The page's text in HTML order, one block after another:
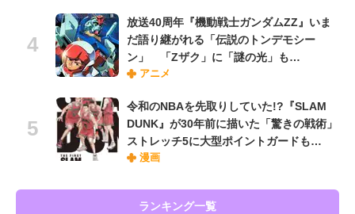
放送40周年『機動戦士ガンダムZZ』いま
だ語り継がれる「伝説のトンデモシー
ン」 「Zザク」に「謎の光」も…
アニメ
令和のNBAを先取りしていた!?『SLAM
DUNK』が30年前に描いた「驚きの戦術」
ストレッチ5に大型ポイントガードも…
漫画
ランキング一覧